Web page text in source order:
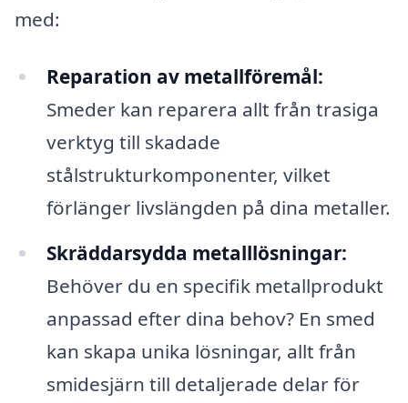
med:
Reparation av metallföremål:
Smeder kan reparera allt från trasiga
verktyg till skadade
stålstrukturkomponenter, vilket
förlänger livslängden på dina metaller.
Skräddarsydda metalllösningar:
Behöver du en specifik metallprodukt
anpassad efter dina behov? En smed
kan skapa unika lösningar, allt från
smidesjärn till detaljerade delar för